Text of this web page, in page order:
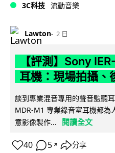
3C科技 流動音樂
Lawton 2 日
【評測】Sony
耳機：現場拍攝、
談到專業混音專用的聲音監聽
MDR-M1 專業錄音室耳機都為
意影像製作...
閱讀全文
40 5 ↗ 分享